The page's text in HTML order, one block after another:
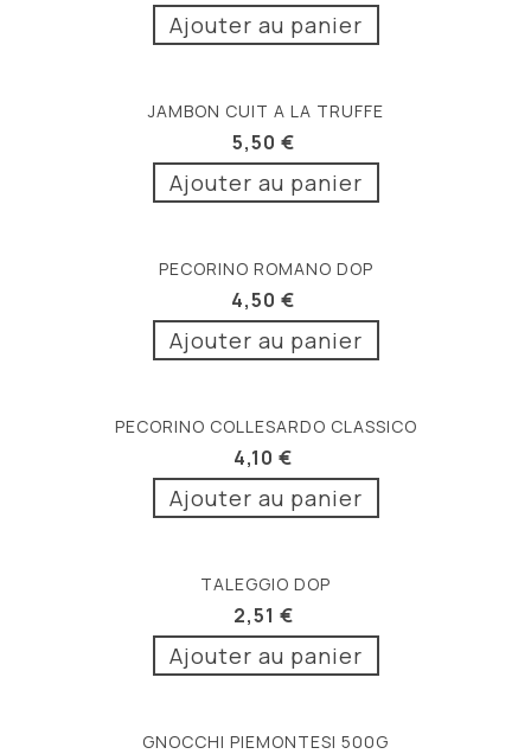
Ajouter au panier
JAMBON CUIT A LA TRUFFE
5,50 €
Ajouter au panier
PECORINO ROMANO DOP
4,50 €
Ajouter au panier
PECORINO COLLESARDO CLASSICO
4,10 €
Ajouter au panier
TALEGGIO DOP
2,51 €
Ajouter au panier
GNOCCHI PIEMONTESI 500G